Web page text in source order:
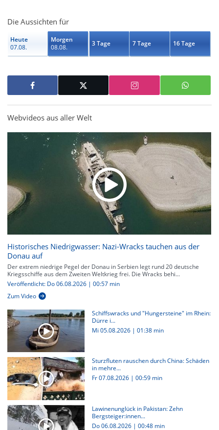
Die Aussichten für
Heute
07.08.
Morgen
08.08.
3 Tage 7 Tage 16 Tage
Webvideos aus aller Welt
Historisches Niedrigwasser: Nazi-Wracks tauchen aus der
Donau auf
Der extrem niedrige Pegel der Donau in Serbien legt rund 20 deutsche
Kriegsschiffe aus dem Zweiten Weltkrieg frei. Die Wracks behi...
Veröffentlicht: Do 06.08.2026 | 00:57 min
Zum Video
Schiffswracks und "Hungersteine" im Rhein:
Dürre i...
Mi 05.08.2026 | 01:38 min
Sturzfluten rauschen durch China: Schäden
in mehre...
Fr 07.08.2026 | 00:59 min
Lawinenunglück in Pakistan: Zehn
Bergsteiger:innen...
Do 06.08.2026 | 00:48 min